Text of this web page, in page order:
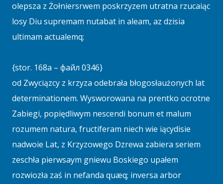
olepsza z Żołniersrwem poskrzyzem utratna rzucaiąc
losy Diu supremam nutabat in aleam, az dzisia
ultimam actualemq;
{stor. 168a – файл 0346}
od Zwyciązcy z krzyza odebrała błogosłaużonych lat
determinationem. Wysworowana na prentko ocrotne
Zabiegi, popiędliwym nescendi bonum et malum
rozumem natura, fructiferam niech wie iącydisie
nadwoie Lat, z Krzyzowego Dzrewa zabiera seriem
zeschła pierwsaym gniewu Boskiego upałem
rozwiozła zaś in nefanda quæq; inversa arbor